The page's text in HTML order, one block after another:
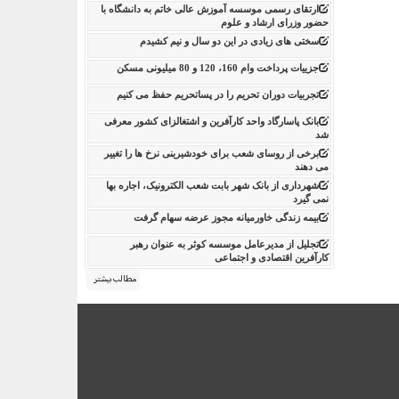
ارتقای رسمی موسسه آموزش عالی خاتم به دانشگاه با
حضور وزرای ارشاد و علوم
سختی های زیادی در این دو سال و نیم کشیدم
جزییات پرداخت وام 160، 120 و 80 میلیونی مسکن
تجربیات دوران تحریم را در پساتحریم حفظ می کنیم
بانک پاسارگاد واحد کارآفرین و اشتغالزای کشور معرفی
شد
برخی از روسای شعب برای خودشیرینی نرخ ها را تغییر
می دهند
شهرداری از بانک شهر بابت شعب الکترونیک، اجاره بها
نمی گیرد
بیمه زندگی خاورمیانه مجوز عرضه سهام گرفت
تجلیل از مدیرعامل موسسه کوثر به عنوان رهبر
کارآفرین اقتصادی و اجتماعی
مطالب بیشتر